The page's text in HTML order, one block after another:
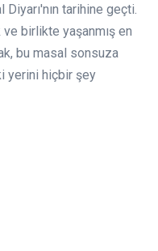
tarihine geçti.
birlikte yaşanmış en
bu masal sonsuza
yerini hiçbir şey